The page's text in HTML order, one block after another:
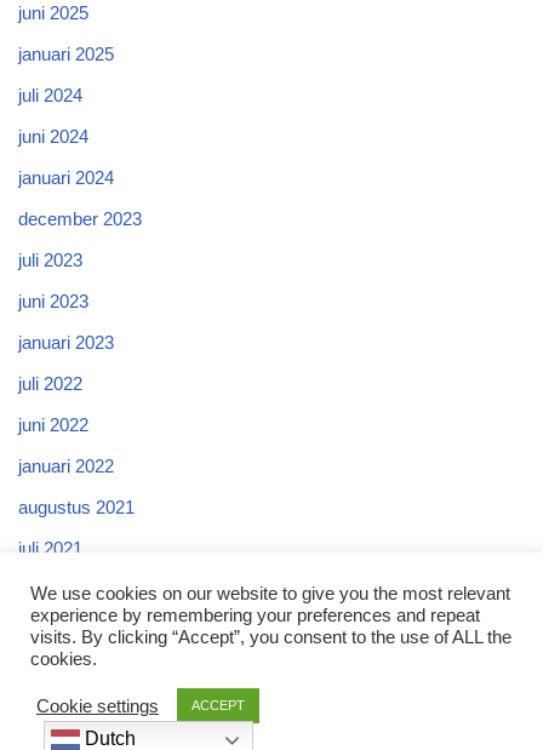
juni 2025
januari 2025
juli 2024
juni 2024
januari 2024
december 2023
juli 2023
juni 2023
januari 2023
juli 2022
juni 2022
januari 2022
augustus 2021
juli 2021
april 2021
We use cookies on our website to give you the most relevant
experience by remembering your preferences and repeat
visits. By clicking “Accept”, you consent to the use of ALL the
cookies.
Cookie settings ACCEPT
Dutch